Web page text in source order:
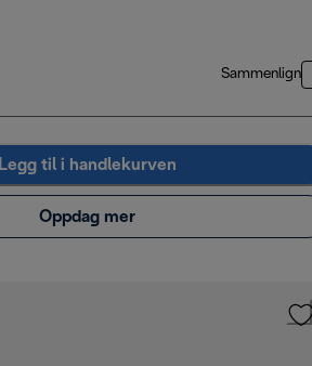
Sammenlign
Legg til i handlekurven
Oppdag mer